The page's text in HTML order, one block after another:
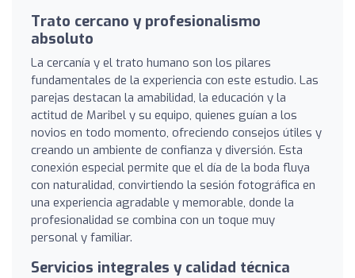
Trato cercano y profesionalismo
absoluto
La cercanía y el trato humano son los pilares
fundamentales de la experiencia con este estudio. Las
parejas destacan la amabilidad, la educación y la
actitud de Maribel y su equipo, quienes guían a los
novios en todo momento, ofreciendo consejos útiles y
creando un ambiente de confianza y diversión. Esta
conexión especial permite que el día de la boda fluya
con naturalidad, convirtiendo la sesión fotográfica en
una experiencia agradable y memorable, donde la
profesionalidad se combina con un toque muy
personal y familiar.
Servicios integrales y calidad técnica